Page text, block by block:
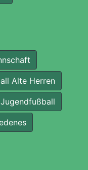
Alte Herren
Jugendfußball